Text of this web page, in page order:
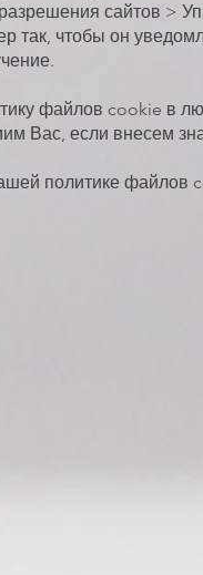
сайтов >
так, чтобы он
файлов cookie в
Вас, если внесем
политике файлов